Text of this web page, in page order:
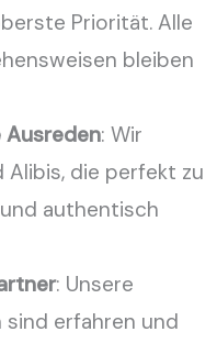
Priorität. Alle
bleiben
Ausreden: Wir
die perfekt zu
authentisch
: Unsere
sind erfahren und